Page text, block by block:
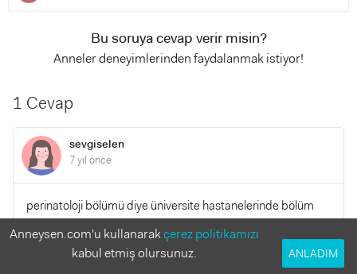
Bu soruya cevap verir misin?
Anneler deneyimlerinden faydalanmak istiyor!
1 Cevap
sevgiselen
7 yıl önce
perinatoloji bölümü diye üniversite hastanelerinde bölüm
var oraya git bebekler için kalp doktoru oluyor sadece bu
gibi problemlere bakıyorlar onlar cok iyi anlıyor sana ne olup
olmayacag hakkında bilgi verirler onlar yönlendirir seni ona
Anneysen.com'u kullanarakçerez politikamızı
kabul etmiş olursunuz.
ANLADIM